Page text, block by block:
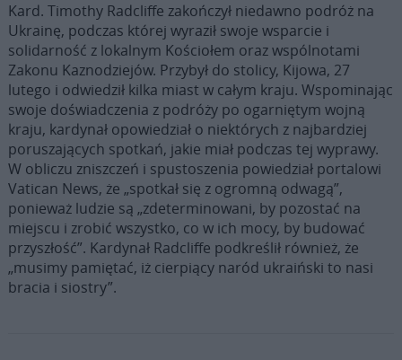
Kard. Timothy Radcliffe zakończył niedawno podróż na
Ukrainę, podczas której wyraził swoje wsparcie i
solidarność z lokalnym Kościołem oraz wspólnotami
Zakonu Kaznodziejów. Przybył do stolicy, Kijowa, 27
lutego i odwiedził kilka miast w całym kraju. Wspominając
swoje doświadczenia z podróży po ogarniętym wojną
kraju, kardynał opowiedział o niektórych z najbardziej
poruszających spotkań, jakie miał podczas tej wyprawy.
W obliczu zniszczeń i spustoszenia powiedział portalowi
Vatican News, że „spotkał się z ogromną odwagą”,
ponieważ ludzie są „zdeterminowani, by pozostać na
miejscu i zrobić wszystko, co w ich mocy, by budować
przyszłość”. Kardynał Radcliffe podkreślił również, że
„musimy pamiętać, iż cierpiący naród ukraiński to nasi
bracia i siostry”.